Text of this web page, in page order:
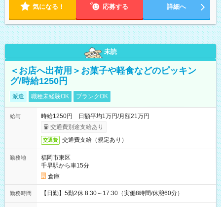
気になる！ 応募する 詳細へ
未読
＜お店へ出荷用＞お菓子や軽食などのピッキン
グ/時給1250円
派遣 職種未経験OK ブランクOK
給与
時給1250円 日額平均1万円/月額21万円
交通費別途支給あり
交通費 交通費支給（規定あり）
勤務地
福岡市東区
千早駅から車15分
倉庫
勤務時間 【日勤】5勤2休 8:30～17:30（実働8時間/休憩60分）